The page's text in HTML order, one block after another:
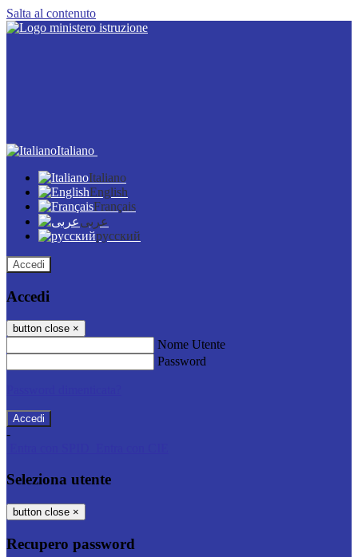
Salta al contenuto
Italiano
Italiano
English
Français
عربى
русский
Accedi
Accedi
button close ×
Nome Utente
Password
-
Seleziona utente
button close ×
Recupero password